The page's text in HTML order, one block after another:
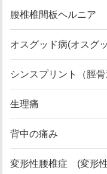
腰椎椎間板ヘルニア
オスグッド病(オスグ
シンスプリント（脛骨
生理痛
背中の痛み
変形性腰椎症 (変形性